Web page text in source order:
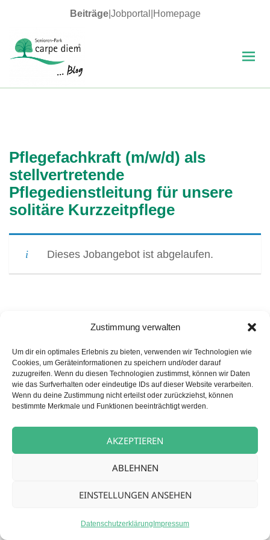
Zustimmung verwalten
Um dir ein optimales Erlebnis zu bieten, verwenden wir Technologien wie
Cookies, um Geräteinformationen zu speichern und/oder darauf
zuzugreifen. Wenn du diesen Technologien zustimmst, können wir Daten
wie das Surfverhalten oder eindeutige IDs auf dieser Website verarbeiten.
Wenn du deine Zustimmung nicht erteilst oder zurückziehst, können
bestimmte Merkmale und Funktionen beeinträchtigt werden.
AKZEPTIEREN
ABLEHNEN
EINSTELLUNGEN ANSEHEN
Datenschutzerklärung Impressum
Beiträge| Jobportal Homepage
Pflegefachkraft (m/w/d) als
stellvertretende
Pflegedienstleitung für unsere
solitäre Kurzzeitpflege
Dieses Jobangebot ist abgelaufen.
Beitragsnavigation
NÄCHSTER
Nächster
Beitrag:
Betreuungskraft (m/w/d) für unsere
Tagespflege
Stolz präsentiert von WordPress